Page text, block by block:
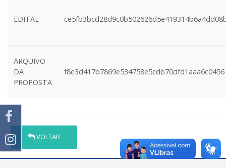
EDITAL
ARQUIVO
DA
PROPOSTA
f8e3d417b7869e534758e5cdb70dfd1aaa6c0456
VOLTAR